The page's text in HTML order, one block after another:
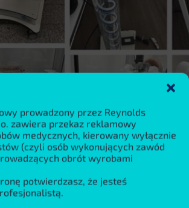
prowadzony przez Reynolds
zawiera przekaz reklamowy
medycznych, kierowany wyłącznie
(czyli osób wykonujących zawód
obrót wyrobami
potwierdzasz, że jesteś